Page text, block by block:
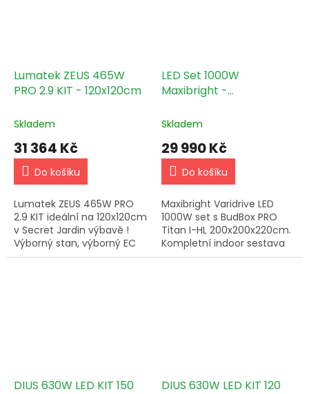
Lumatek ZEUS 465W
PRO 2.9 KIT - 120x120cm
Skladem
31 364 Kč
Do košíku
Lumatek ZEUS 465W PRO
2.9 KIT ideální na 120x120cm
v Secret Jardin výbavě !
Výborný stan, výborný EC
ventilátor s adekvátním
LED Set 1000W
Maxibright -
Skladem
29 990 Kč
Do košíku
Maxibright Varidrive LED
1000W set s BudBox PRO
Titan I-HL 200x200x220cm.
Kompletní indoor sestava
pro růst i sklizeň za
DIUS 630W LED KIT 150 DIUS 630W LED KIT 120